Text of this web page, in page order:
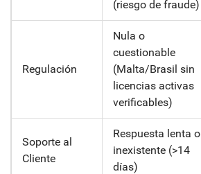
(riesgo de fraude)
Regulación
Nula o
cuestionable
(Malta/Brasil sin
licencias activas
verificables)
Soporte al
Cliente
Respuesta lenta o
inexistente (>14
días)